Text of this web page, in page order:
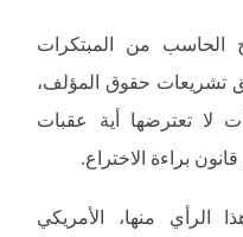
أن برامج الحاسب من المبتكرات
تشريعات حقوق المؤلف،
لا تعترضها أية عقبات
براءة الاختراع.
الرأي منها، الأمريكي